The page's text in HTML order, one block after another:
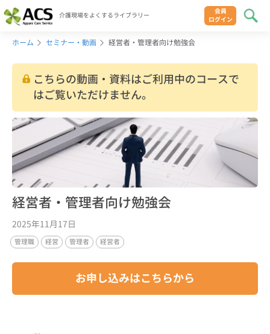
介護現場をよくするライブラリー
会員
ログイン
ホーム セミナー・動画 経営者・管理者向け勉強会
こちらの動画・資料はご利用中のコースで
はご覧いただけません。
経営者・管理者向け勉強会
2025年11月17日
管理職 経営 管理者 経営者
お申し込みはこちらから